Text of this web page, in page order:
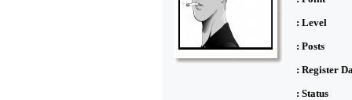
: Level
: Posts
: Register
: Status